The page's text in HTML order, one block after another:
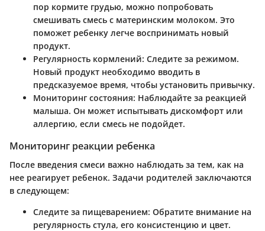
пор кормите грудью, можно попробовать
смешивать смесь с материнским молоком. Это
поможет ребенку легче воспринимать новый
продукт.
Регулярность кормлений: Следите за режимом.
Новый продукт необходимо вводить в
предсказуемое время, чтобы установить привычку.
Мониторинг состояния: Наблюдайте за реакцией
малыша. Он может испытывать дискомфорт или
аллергию, если смесь не подойдет.
Мониторинг реакции ребенка
После введения смеси важно наблюдать за тем, как на
нее реагирует ребенок. Задачи родителей заключаются
в следующем:
Следите за пищеварением: Обратите внимание на
регулярность стула, его консистенцию и цвет.